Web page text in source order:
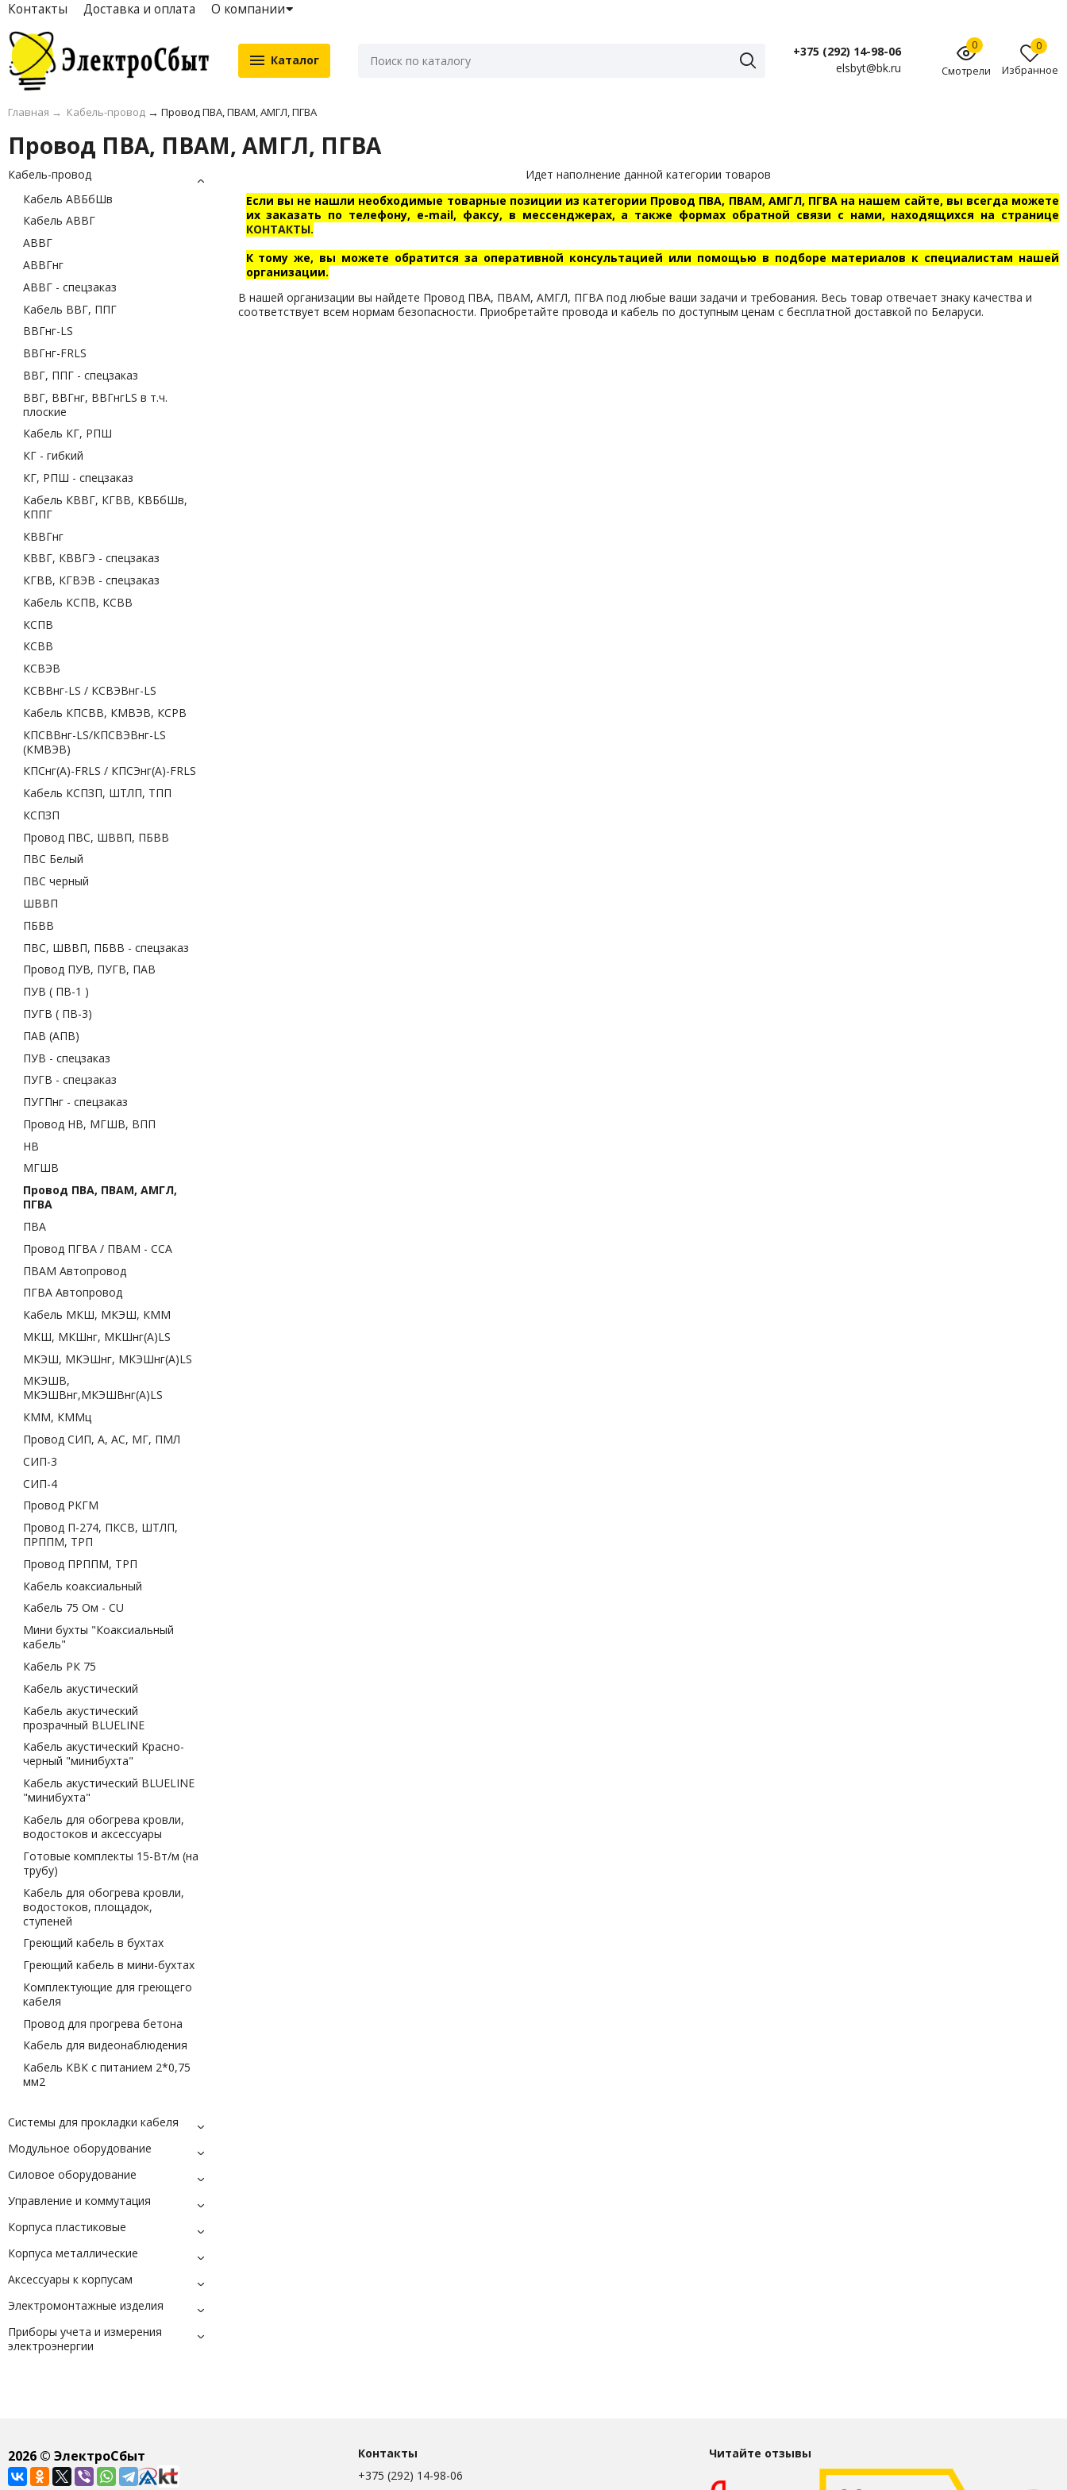
Контакты Доставка и оплата О компании
Каталог
+375 (292) 14-98-06
elsbyt@bk.ru
0
Смотрели
0
Избранное
Главная → Кабель-провод → Провод ПВА, ПВАМ, АМГЛ, ПГВА
Провод ПВА, ПВАМ, АМГЛ, ПГВА
Кабель-провод
Кабель АВБбШв
Кабель АВВГ
АВВГ
АВВГнг
АВВГ - спецзаказ
Кабель ВВГ, ППГ
ВВГнг-LS
ВВГнг-FRLS
ВВГ, ППГ - спецзаказ
ВВГ, ВВГнг, ВВГнгLS в т.ч.
плоские
Кабель КГ, РПШ
КГ - гибкий
КГ, РПШ - спецзаказ
Кабель КВВГ, КГВВ, КВБбШв,
КППГ
КВВГнг
КВВГ, КВВГЭ - спецзаказ
КГВВ, КГВЭВ - спецзаказ
Кабель КСПВ, КСВВ
КСПВ
КСВВ
КСВЭВ
КСВВнг-LS / КСВЭВнг-LS
Кабель КПСВВ, КМВЭВ, КСРВ
КПСВВнг-LS/КПСВЭВнг-LS
(КМВЭВ)
КПСнг(А)-FRLS / КПСЭнг(А)-FRLS
Кабель КСПЗП, ШТЛП, ТПП
КСПЗП
Провод ПВС, ШВВП, ПБВВ
ПВС Белый
ПВС черный
ШВВП
ПБВВ
ПВС, ШВВП, ПБВВ - спецзаказ
Провод ПУВ, ПУГВ, ПАВ
ПУВ ( ПВ-1 )
ПУГВ ( ПВ-3)
ПАВ (АПВ)
ПУВ - спецзаказ
ПУГВ - спецзаказ
ПУГПнг - спецзаказ
Провод НВ, МГШВ, ВПП
НВ
МГШВ
Провод ПВА, ПВАМ, АМГЛ,
ПГВА
ПВА
Провод ПГВА / ПВАМ - CCA
ПВАМ Автопровод
ПГВА Автопровод
Кабель МКШ, МКЭШ, КММ
МКШ, МКШнг, МКШнг(А)LS
МКЭШ, МКЭШнг, МКЭШнг(А)LS
МКЭШВ,
МКЭШВнг,МКЭШВнг(А)LS
КММ, КММц
Провод СИП, А, АС, МГ, ПМЛ
СИП-3
СИП-4
Провод РКГМ
Провод П-274, ПКСВ, ШТЛП,
ПРППМ, ТРП
Провод ПРППМ, ТРП
Кабель коаксиальный
Кабель 75 Ом - CU
Мини бухты "Коаксиальный
кабель"
Кабель РК 75
Кабель акустический
Кабель акустический
прозрачный BLUELINE
Кабель акустический Красно-
черный "минибухта"
Кабель акустический BLUELINE
"минибухта"
Кабель для обогрева кровли,
водостоков и аксессуары
Готовые комплекты 15-Вт/м (на
трубу)
Кабель для обогрева кровли,
водостоков, площадок,
ступеней
Греющий кабель в бухтах
Греющий кабель в мини-бухтах
Комплектующие для греющего
кабеля
Провод для прогрева бетона
Кабель для видеонаблюдения
Кабель КВК с питанием 2*0,75
мм2
Системы для прокладки кабеля
Модульное оборудование
Силовое оборудование
Управление и коммутация
Корпуса пластиковые
Корпуса металлические
Аксессуары к корпусам
Электромонтажные изделия
Приборы учета и измерения
электроэнергии
Идет наполнение данной категории товаров
Если вы не нашли необходимые товарные позиции из категории Провод ПВА, ПВАМ, АМГЛ, ПГВА на нашем сайте, вы всегда можете
их заказать по телефону, e-mail, факсу, в мессенджерах, а также формах обратной связи с нами, находящихся на странице
КОНТАКТЫ.
К тому же, вы можете обратится за оперативной консультацией или помощью в подборе материалов к специалистам нашей
организации.
В нашей организации вы найдете Провод ПВА, ПВАМ, АМГЛ, ПГВА под любые ваши задачи и требования. Весь товар отвечает знаку качества и
соответствует всем нормам безопасности. Приобретайте провода и кабель по доступным ценам с бесплатной доставкой по Беларуси.
2026© ЭлектроСбыт
Контакты
+375 (292) 14-98-06
Читайте отзывы